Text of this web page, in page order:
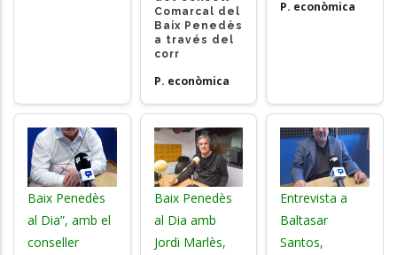
Comarcal del
Baix Penedès
a través del
corr
P. econòmica
P. econòmica
Baix Penedès
al Dia”, amb el
conseller
Baix Penedès
al Dia amb
Jordi Marlès,
Entrevista a
Baltasar
Santos,